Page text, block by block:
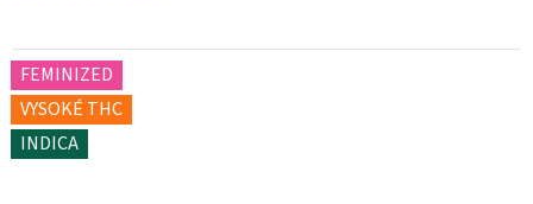
FEMINIZED
VYSOKÉ THC
INDICA